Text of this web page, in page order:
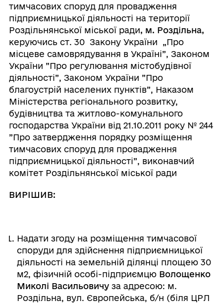
тимчасових споруд для провадження
підприємницької діяльності на території
Роздільнянської міської ради, м. Роздільна,
керуючись ст. 30 Закону України „Про
місцеве самоврядування в Україні”, Законом
України ”Про регулювання містобудівної
діяльності”, Законом України ”Про
благоустрій населених пунктів”, Наказом
Міністерства регіонального розвитку,
будівництва та житлово-комунального
господарства України від 21.10.2011 року № 244
”Про затвердження порядку розміщення
тимчасових споруд для провадження
підприємницької діяльності”, виконавчий
комітет Роздільнянської міської ради
ВИРІШИВ:
Надати згоду на розміщення тимчасової
споруди для здійснення підприємницької
діяльності на земельній ділянці площею 30
м2, фізичній особі-підприємцю Волощенко
Миколі Васильовичу за адресою: м.
Роздільна, вул. Європейська, б/н (біля ЦРЛ